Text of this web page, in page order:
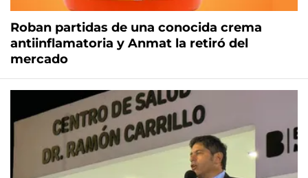
Roban partidas de una conocida crema
antiinflamatoria y Anmat la retiró del
mercado